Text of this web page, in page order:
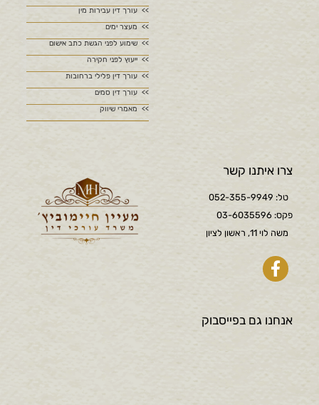
עורך דין עבירות מין
מעצר ימים
שימוע לפני הגשת כתב אישום
ייעוץ לפני חקירה
עורך דין פלילי ברחובות
עורך דין סמים
מאמרי שיווק
צרו איתנו קשר
טל: 052-355-9949
פקס: 03-6035596
משה לוי 11, ראשון לציון
אנחנו גם בפייסבוק